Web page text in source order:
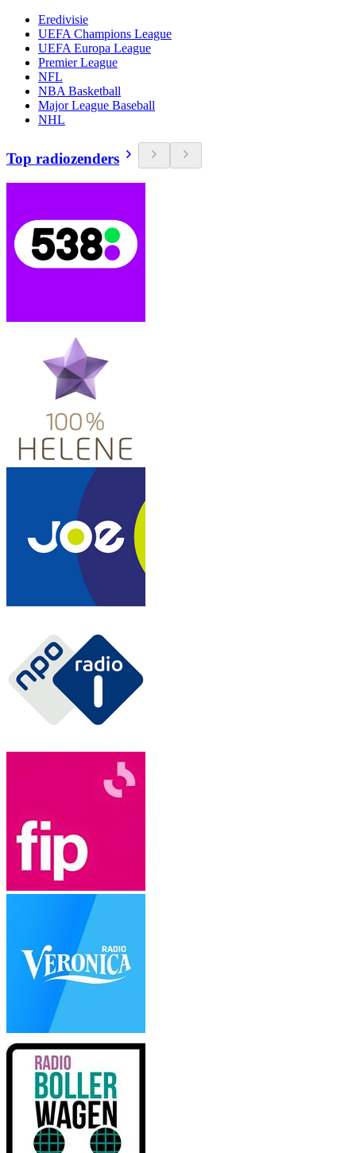
Eredivisie
UEFA Champions League
UEFA Europa League
Premier League
NFL
NBA Basketball
Major League Baseball
NHL
Top radiozenders